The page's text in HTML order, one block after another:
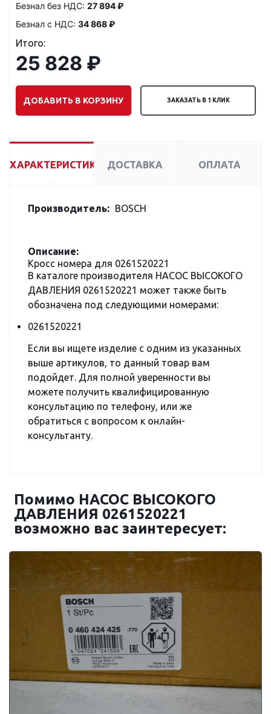
Безнал без НДС: 27 894 ₽
Безнал с НДС: 34 868 ₽
Итого:
25 828 ₽
ДОБАВИТЬ В КОРЗИНУ ЗАКАЗАТЬ В 1 КЛИК
ХАРАКТЕРИСТИКИ ДОСТАВКА ОПЛАТА
Производитель: BOSCH
Описание:
Кросс номера для 0261520221
В каталоге производителя НАСОС ВЫСОКОГО
ДАВЛЕНИЯ 0261520221 может также быть
обозначена под следующими номерами:
0261520221
Если вы ищете изделие с одним из указанных
выше артикулов, то данный товар вам
подойдет. Для полной уверенности вы
можете получить квалифицированную
консультацию по телефону, или же
обратиться с вопросом к онлайн-
консультанту.
Помимо НАСОС ВЫСОКОГО
ДАВЛЕНИЯ 0261520221
возможно вас заинтересует: